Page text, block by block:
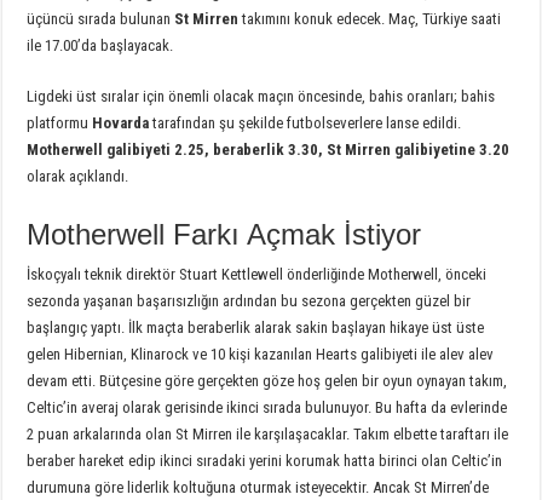
üçüncü sırada bulunan St Mirren takımını konuk edecek. Maç, Türkiye saati
ile 17.00’da başlayacak.
Ligdeki üst sıralar için önemli olacak maçın öncesinde, bahis oranları; bahis
platformu Hovardatarafından şu şekilde futbolseverlere lanse edildi.
Motherwell galibiyeti 2.25, beraberlik 3.30, St Mirren galibiyetine 3.20
olarak açıklandı.
Motherwell Farkı Açmak İstiyor
İskoçyalı teknik direktör Stuart Kettlewell önderliğinde Motherwell, önceki
sezonda yaşanan başarısızlığın ardından bu sezona gerçekten güzel bir
başlangıç yaptı. İlk maçta beraberlik alarak sakin başlayan hikaye üst üste
gelen Hibernian, Klinarock ve 10 kişi kazanılan Hearts galibiyeti ile alev alev
devam etti. Bütçesine göre gerçekten göze hoş gelen bir oyun oynayan takım,
Celtic’in averaj olarak gerisinde ikinci sırada bulunuyor. Bu hafta da evlerinde
2 puan arkalarında olan St Mirren ile karşılaşacaklar. Takım elbette taraftarı ile
beraber hareket edip ikinci sıradaki yerini korumak hatta birinci olan Celtic’in
durumuna göre liderlik koltuğuna oturmak isteyecektir. Ancak St Mirren’de